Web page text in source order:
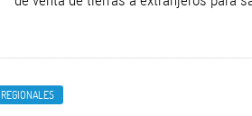
REGIONALES